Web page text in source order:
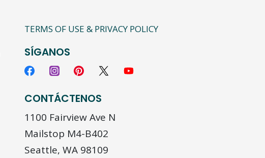
TERMS OF USE & PRIVACY POLICY
SÍGANOS
CONTÁCTENOS
1100 Fairview Ave N
Mailstop M4-B402
Seattle, WA 98109